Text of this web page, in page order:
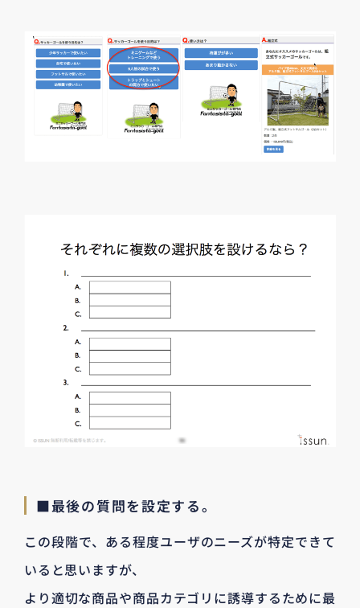
■最後の質問を設定する。
この段階で、ある程度ユーザのニーズが特定できて
いると思いますが、
より適切な商品や商品カテゴリに誘導するために最